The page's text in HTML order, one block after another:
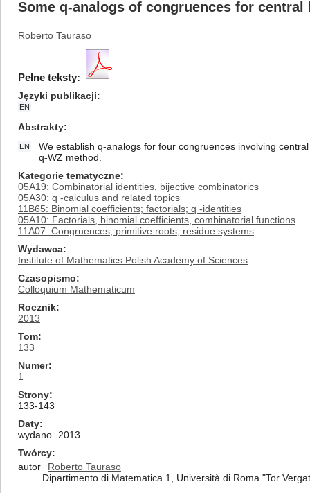
Some q-analogs of congruences for
Roberto Tauraso
Pełne teksty:
Języki publikacji
EN
Abstrakty
EN
We establish q-analogs for four congruences involving
q-WZ method.
Kategorie tematyczne
05A19: Combinatorial identities, bijective combinatorics
05A30: q -calculus and related topics
11B65: Binomial coefficients; factorials; q -identities
05A10: Factorials, binomial coefficients, combinatorial functions
11A07: Congruences; primitive roots; residue systems
Wydawca
Institute of Mathematics Polish Academy of Sciences
Czasopismo
Colloquium Mathematicum
Rocznik
2013
Tom
133
Numer
1
Strony
133-143
Daty
wydano
2013
Twórcy
autor
Roberto Tauraso
Dipartimento di Matematica 1, Università di Roma "Tor